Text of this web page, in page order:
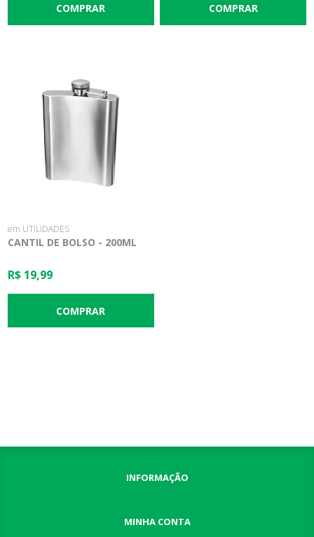
em UTILIDADES
CANTIL DE BOLSO - 200ML
R$ 19,99
INFORMAÇÃO
MINHA CONTA